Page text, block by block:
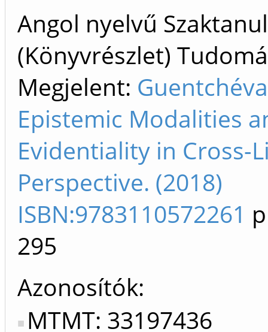
Angol nyelvű
(Könyvrészlet)
Megjelent:
Epistemic Modalities
Evidentiality in Cross-
Perspective. (2018)
ISBN:9783110572261
295
Azonosítók
MTMT: 33197436